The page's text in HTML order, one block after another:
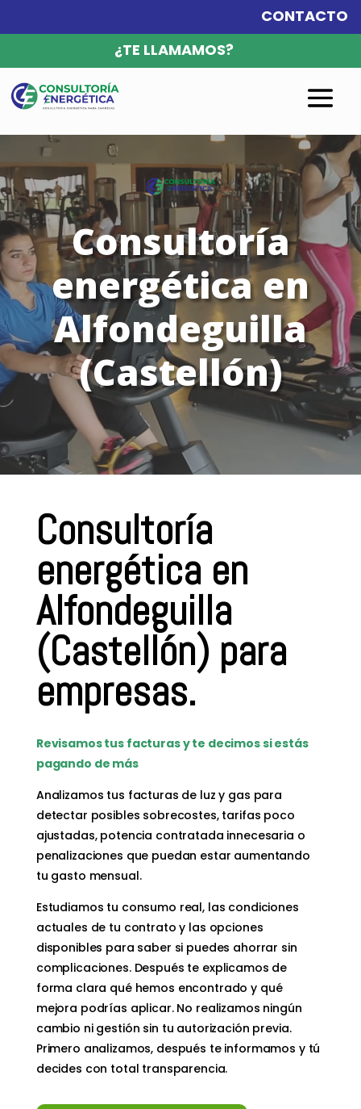
CONTACTO
¿TE LLAMAMOS?
Consultoría
energética en
Alfondeguilla
(Castellón)
Reproductor
de
Consultoría
energética en
Alfondeguilla
(Castellón) para
empresas.
Revisamos tus facturas y te decimos si estás
pagando de más
Analizamos tus facturas de luz y gas para
detectar posibles sobrecostes, tarifas poco
ajustadas, potencia contratada innecesaria o
penalizaciones que puedan estar aumentando
tu gasto mensual.
Estudiamos tu consumo real, las condiciones
actuales de tu contrato y las opciones
disponibles para saber si puedes ahorrar sin
complicaciones. Después te explicamos de
forma clara qué hemos encontrado y qué
mejora podrías aplicar. No realizamos ningún
cambio ni gestión sin tu autorización previa.
Primero analizamos, después te informamos y tú
decides con total transparencia.